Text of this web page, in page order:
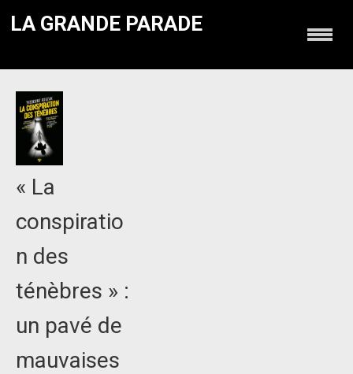
LA GRANDE PARADE
« La
conspiratio
n des
ténèbres » :
un pavé de
mauvaises